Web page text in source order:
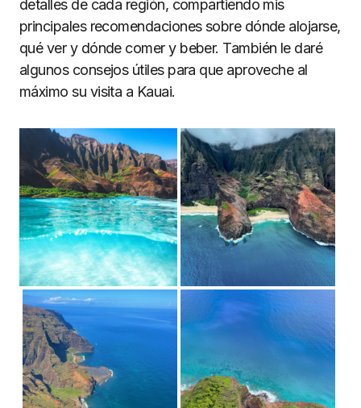
detalles de cada región, compartiendo mis
principales recomendaciones sobre dónde alojarse,
qué ver y dónde comer y beber. También le daré
algunos consejos útiles para que aproveche al
máximo su visita a Kauai.